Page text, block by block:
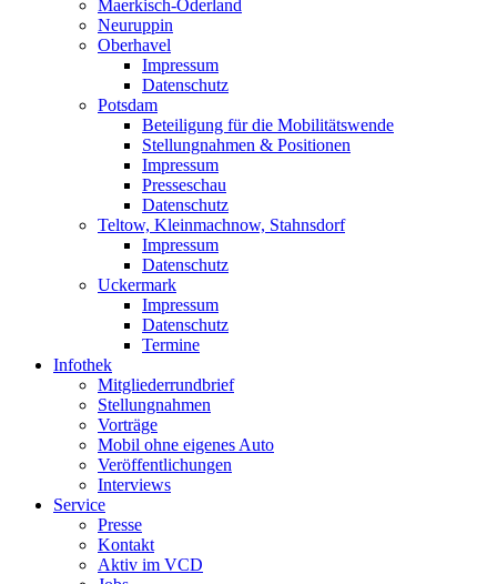
Maerkisch-Oderland
Neuruppin
Oberhavel
Impressum
Datenschutz
Potsdam
Beteiligung für die Mobilitätswende
Stellungnahmen & Positionen
Impressum
Presseschau
Datenschutz
Teltow, Kleinmachnow, Stahnsdorf
Impressum
Datenschutz
Uckermark
Impressum
Datenschutz
Termine
Infothek
Mitgliederrundbrief
Stellungnahmen
Vorträge
Mobil ohne eigenes Auto
Veröffentlichungen
Interviews
Service
Presse
Kontakt
Aktiv im VCD